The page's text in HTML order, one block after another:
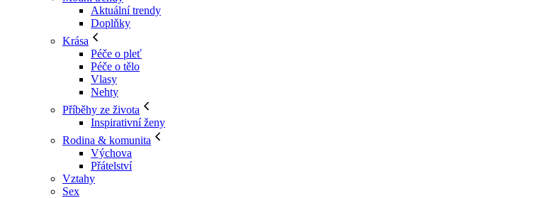
Aktuální trendy
Doplňky
Krása
Péče o pleť
Péče o tělo
Vlasy
Nehty
Příběhy ze života
Inspirativní ženy
Rodina & komunita
Výchova
Přátelství
Vztahy
Sex